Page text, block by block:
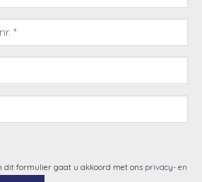
dit formulier gaat u akkoord met ons privacy- en